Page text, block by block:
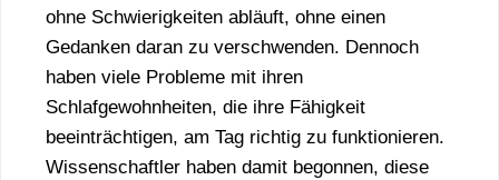
ohne Schwierigkeiten abläuft, ohne einen
Gedanken daran zu verschwenden. Dennoch
haben viele Probleme mit ihren
Schlafgewohnheiten, die ihre Fähigkeit
beeinträchtigen, am Tag richtig zu funktionieren.
Wissenschaftler haben damit begonnen, diese